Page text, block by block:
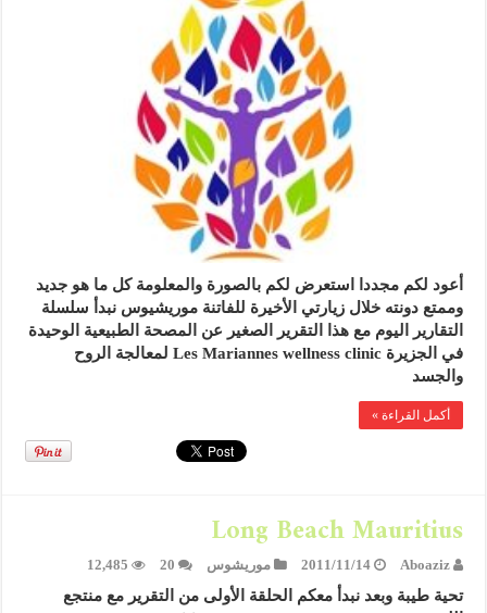
أعود لكم مجددا استعرض لكم بالصورة والمعلومة كل ما هو جديد
وممتع دونته خلال زيارتي الأخيرة للفاتنة موريشيوس نبدأ سلسلة
التقارير اليوم مع هذا التقرير الصغير عن المصحة الطبيعية الوحيدة
في الجزيرة Les Mariannes wellness clinic لمعالجة الروح
والجسد
أكمل القراءة »
Long Beach Mauritius
Aboaziz
2011/11/14 موريشوس 20
12,485
تحية طيبة وبعد نبدأ معكم الحلقة الأولى من التقرير مع منتجع